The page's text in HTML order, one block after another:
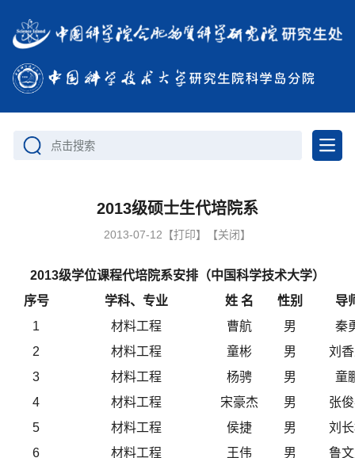
点击搜索
2013级硕士生代培院系
2013-07-12 【打印】 【关闭】
2013级学位课程代培院系安排（中国科学技术大学）
序号
学科、专业 姓 名 性别
导
1
材料工程 曹航 男
秦
2
材料工程 童彬 男
刘
3
材料工程 杨骋 男
童
4
材料工程 宋豪杰 男
张
5
材料工程 侯捷 男
刘
6
材料工程 王伟 男
鲁